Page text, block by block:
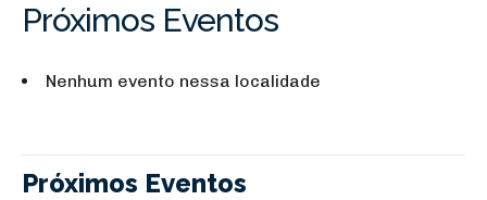
Próximos Eventos
Nenhum evento nessa localidade
Próximos Eventos